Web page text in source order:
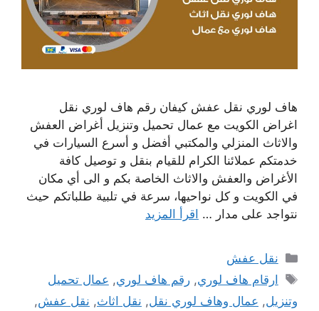
هاف لوري نقل عفش كيفان رقم هاف لوري نقل
اغراض الكويت مع عمال تحميل وتنزيل أغراض العفش
والاثاث المنزلي والمكتبي أفضل و أسرع السيارات في
خدمتكم عملائنا الكرام للقيام بنقل و توصيل كافة
الأغراض والعفش والاثاث الخاصة بكم و الى أي مكان
في الكويت و كل نواحيها، سرعة في تلبية طلباتكم حيث
نتواجد على مدار … اقرأ المزيد
التصنيفات
نقل عفش
الوسوم
ارقام هاف لوري,رقم هاف لوري, عمال تحميل
وتنزيل, عمال وهاف لوري نقل, نقل اثاث, نقل عفش,